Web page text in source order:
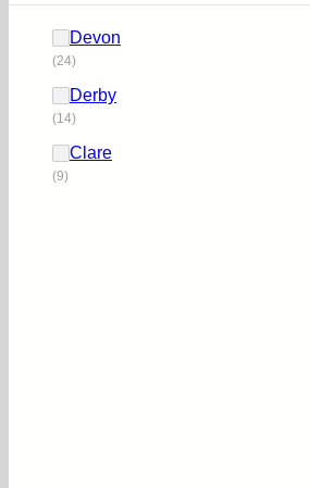
Devon
(24)
Derby
(14)
Clare
(9)